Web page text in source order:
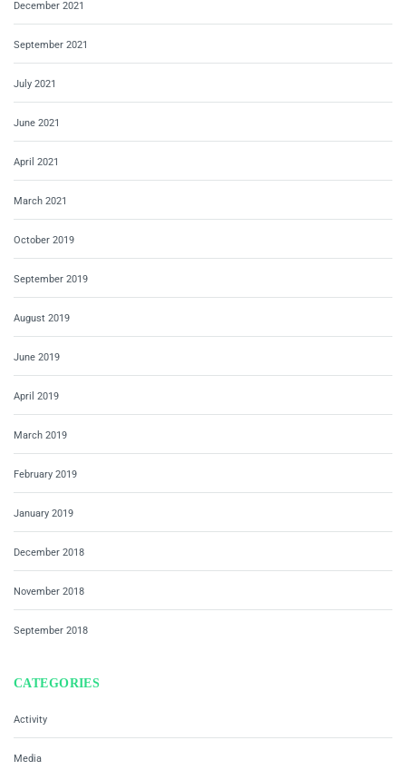
December 2021
September 2021
July 2021
June 2021
April 2021
March 2021
October 2019
September 2019
August 2019
June 2019
April 2019
March 2019
February 2019
January 2019
December 2018
November 2018
September 2018
CATEGORIES
Activity
Media